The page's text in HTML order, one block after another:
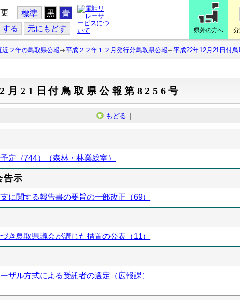
標準 黒 青
する 元にもどす 県外の方へ
近２年の鳥取県公報 平成２２年１２月発行分鳥取県公報 平成22年12月21日付
月21日付鳥取県公報第8256号
もどる ｜
定（744）（森林・林業総室）
告示
に関する報告書の要旨の一部改正（69）
き鳥取県議会が講じた措置の公表（11）
ザル方式による受託者の選定（広報課）